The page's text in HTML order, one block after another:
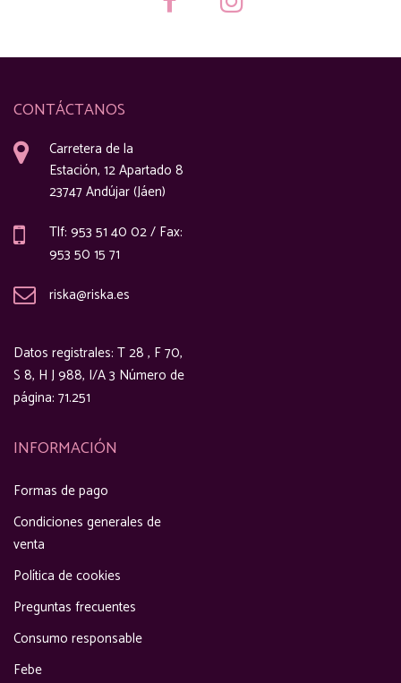
CONTÁCTANOS
Carretera de la
Estación, 12 Apartado 8
23747 Andújar (Jáen)
Tlf: 953 51 40 02 / Fax:
953 50 15 71
riska@riska.es
Datos registrales: T 28 , F 70,
S 8, H J 988, I/A 3 Número de
página: 71.251
INFORMACIÓN
Formas de pago
Condiciones generales de
venta
Política de cookies
Preguntas frecuentes
Consumo responsable
Febe